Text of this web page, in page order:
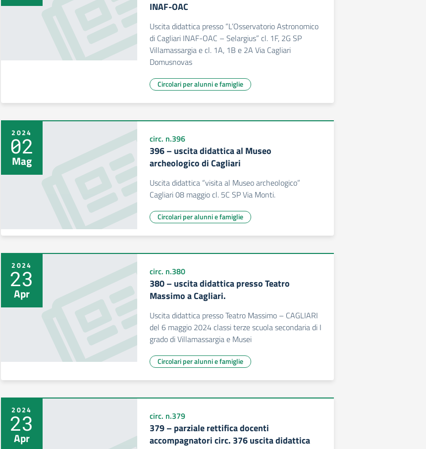
INAF-OAC
Uscita didattica presso “L’Osservatorio Astronomico
di Cagliari INAF-OAC – Selargius” cl. 1F, 2G SP
Villamassargia e cl. 1A, 1B e 2A Via Cagliari
Domusnovas
Circolari per alunni e famiglie
2024
02
Mag
circ. n.396
396 – uscita didattica al Museo
archeologico di Cagliari
Uscita didattica “visita al Museo archeologico”
Cagliari 08 maggio cl. 5C SP Via Monti.
Circolari per alunni e famiglie
2024
23
Apr
circ. n.380
380 – uscita didattica presso Teatro
Massimo a Cagliari.
Uscita didattica presso Teatro Massimo – CAGLIARI
del 6 maggio 2024 classi terze scuola secondaria di I
grado di Villamassargia e Musei
Circolari per alunni e famiglie
2024
23
Apr
circ. n.379
379 – parziale rettifica docenti
accompagnatori circ. 376 uscita didattica